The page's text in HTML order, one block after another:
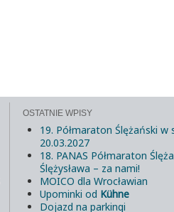
OSTATNIE WPISY
19. Półmaraton Ślężański w
20.03.2027
18. PANAS Półmaraton
Ślężysława – za nami!
MOICO dla Wrocławian
Upominki od Kühne
Dojazd na parkingi